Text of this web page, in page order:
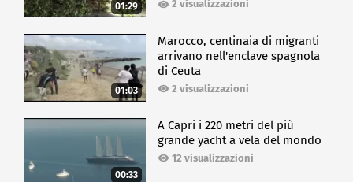
01:29 2 visualizzazioni
01:03
Marocco, centinaia di migranti
arrivano nell'enclave spagnola
di Ceuta
2 visualizzazioni
00:33
A Capri i 220 metri del più
grande yacht a vela del mondo
12 visualizzazioni